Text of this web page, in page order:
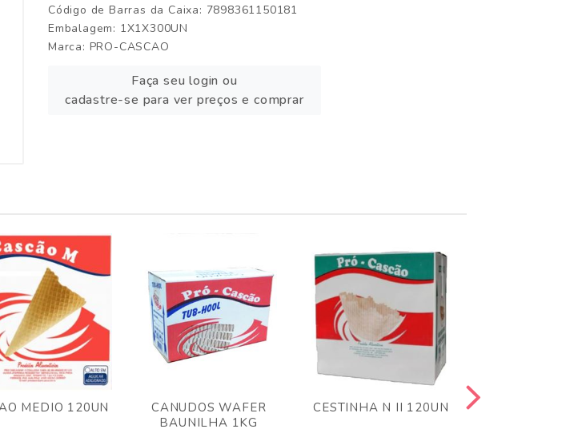
Código de Barras da Caixa: 7898361150181
Embalagem: 1X1X300UN
Marca: PRO-CASCAO
Faça seu login ou
cadastre-se para ver preços e comprar
MEDIO 120UN
CANUDOS WAFER
BAUNILHA 1KG
CESTINHA N II 120UN